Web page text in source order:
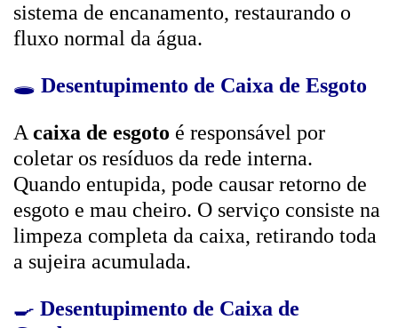
sistema de encanamento, restaurando o
fluxo normal da água.
🕳️ Desentupimento de Caixa de Esgoto
A caixa de esgoto é responsável por
coletar os resíduos da rede interna.
Quando entupida, pode causar retorno de
esgoto e mau cheiro. O serviço consiste na
limpeza completa da caixa, retirando toda
a sujeira acumulada.
🍳 Desentupimento de Caixa de